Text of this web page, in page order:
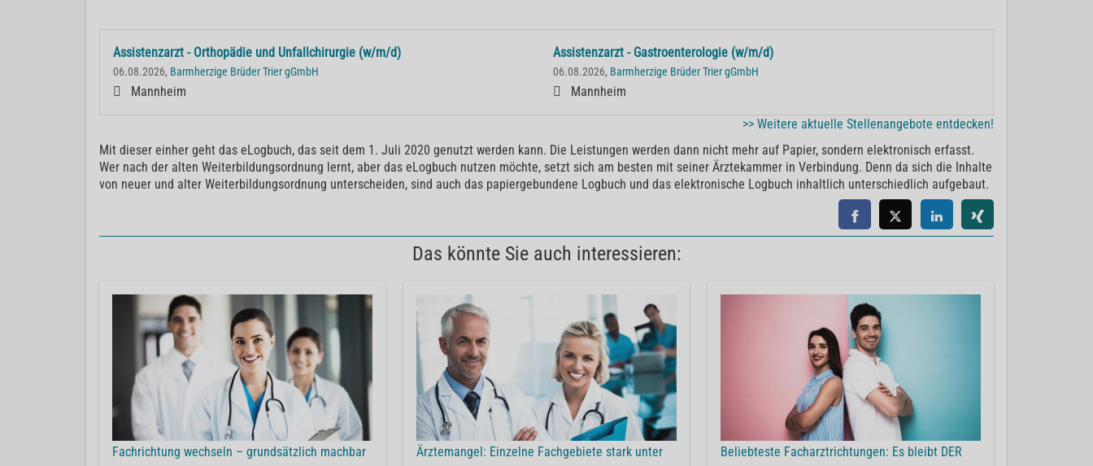
Assistenzarzt - Orthopädie und Unfallchirurgie (w/m/d)
06.08.2026, Barmherzige Brüder Trier gGmbH
Mannheim
Assistenzarzt - Gastroenterologie (w/m/d)
06.08.2026, Barmherzige Brüder Trier gGmbH
Mannheim
>> Weitere aktuelle Stellenangebote entdecken!
Mit dieser einher geht das eLogbuch, das seit dem 1. Juli 2020 genutzt werden kann. Die Leistungen werden dann nicht mehr auf Papier, sondern elektronisch erfasst.
Wer nach der alten Weiterbildungsordnung lernt, aber das eLogbuch nutzen möchte, setzt sich am besten mit seiner Ärztekammer in Verbindung. Denn da sich die Inhalte
von neuer und alter Weiterbildungsordnung unterscheiden, sind auch das papiergebundene Logbuch und das elektronische Logbuch inhaltlich unterschiedlich aufgebaut.
Das könnte Sie auch interessieren:
Fachrichtung wechseln – grundsätzlich machbar
Ärztemangel: Einzelne Fachgebiete stark unter
Beliebteste Facharztrichtungen: Es bleibt DER